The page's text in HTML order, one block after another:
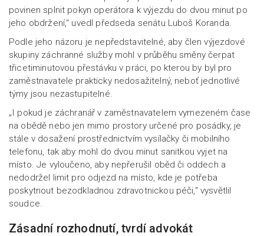
povinen splnit pokyn operátora k výjezdu do dvou minut po
jeho obdržení,“ uvedl předseda senátu Luboš Koranda.
Podle jeho názoru je nepředstavitelné, aby člen výjezdové
skupiny záchranné služby mohl v průběhu směny čerpat
třicetiminutovou přestávku v práci, po kterou by byl pro
zaměstnavatele prakticky nedosažitelný, neboť jednotlivé
týmy jsou nezastupitelné.
„I pokud je záchranář v zaměstnavatelem vymezeném čase
na obědě nebo jen mimo prostory určené pro posádky, je
stále v dosažení prostřednictvím vysílačky či mobilního
telefonu, tak aby mohl do dvou minut sanitkou vyjet na
místo. Je vyloučeno, aby nepřerušil oběd či oddech a
nedodržel limit pro odjezd na místo, kde je potřeba
poskytnout bezodkladnou zdravotnickou péči,“ vysvětlil
soudce.
Zásadní rozhodnutí, tvrdí advokát